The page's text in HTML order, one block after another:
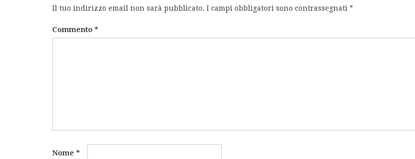
Il tuo indirizzo email non sarà pubblicato. I campi obbligatori sono contrassegnati *
Commento *
Nome *